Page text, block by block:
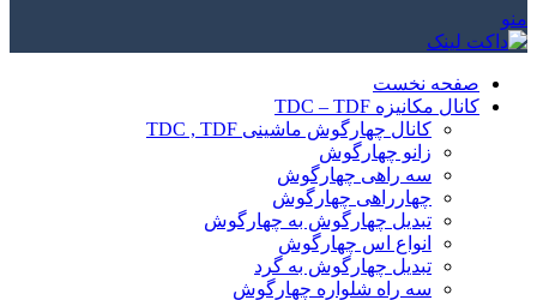
منو
صفحه نخست
کانال مکانیزه TDC – TDF
کانال چهارگوش ماشینی TDC , TDF
زانو چهارگوش
سه راهی چهارگوش
چهارراهی چهارگوش
تبدیل چهارگوش به چهارگوش
انواع اس چهارگوش
تبدیل چهارگوش به گرد
سه راه شلواره چهارگوش